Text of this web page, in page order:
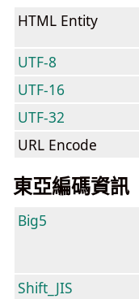
HTML Entity
UTF-8
UTF-16
UTF-32
URL Encode
東亞編碼資訊
Big5
Shift_JIS